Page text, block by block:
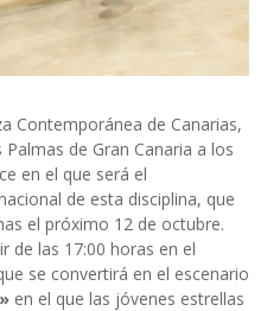
Contemporánea de Canarias,
de Gran Canaria a los
en el que será el
de esta disciplina, que
el próximo 12 de octubre.
de las 17:00 horas en el
se convertirá en el escenario
en el que las jóvenes estrellas